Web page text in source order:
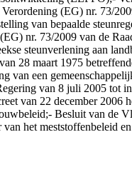
(EG) nr. 73/
van bepaalde
nr. 73/2009 van de
steunverlening aan
28 maart 1975
van een
van 8 juli 2005 tot
van 22 december 2006
Besluit van de
het meststoffenbeleid